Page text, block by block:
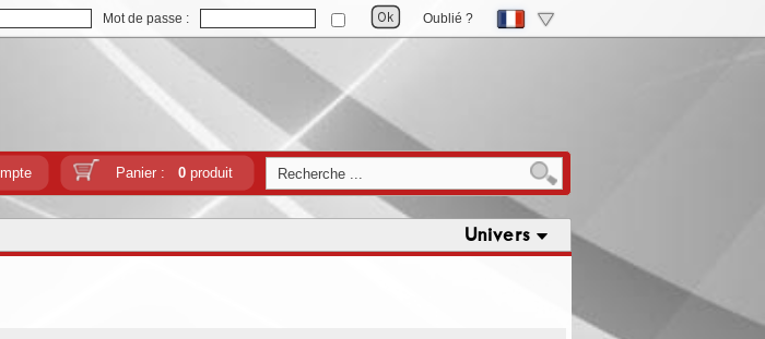
Mot de passe : Oublié ?
Panier : 0produit
Univers